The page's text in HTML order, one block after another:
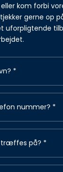
kom forbi
gerne op
uforpligtende